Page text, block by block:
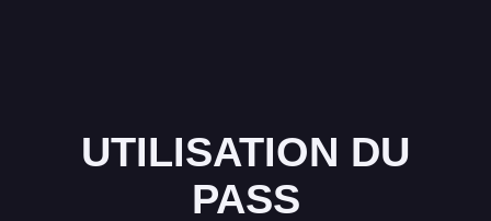
UTILISATION DU
PASS